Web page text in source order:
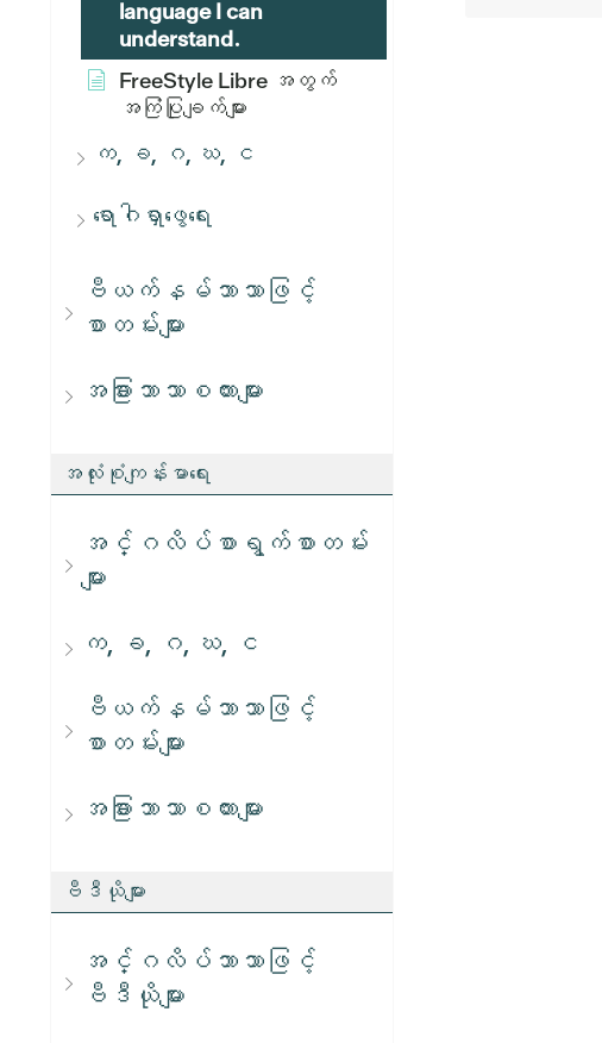
language I can
understand.
FreeStyle Libre အတွက်
အကြံပြုချက်များ
က, ခ, ဂ, ဃ, င
ရောဂါရှာဖွေရေး
ဗီယက်နမ်ဘာသာဖြင့်
စာတမ်းများ
အခြားဘာသာစကားများ
အလုံးစုံကျန်းမာရေး
အင်္ဂလိပ်စာရွက်စာတမ်း
များ
က, ခ, ဂ, ဃ, င
ဗီယက်နမ်ဘာသာဖြင့်
စာတမ်းများ
အခြားဘာသာစကားများ
ဗီဒီယိုများ
အင်္ဂလိပ်ဘာသာဖြင့်
ဗီဒီယိုများ